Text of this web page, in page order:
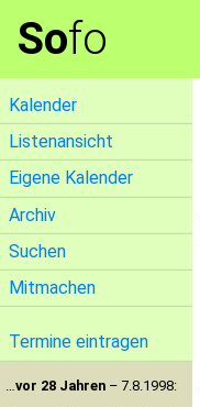
Sofo
Kalender
Listenansicht
Eigene Kalender
Archiv
Suchen
Mitmachen
Termine eintragen
…vor 28 Jahren – 7.8.1998: